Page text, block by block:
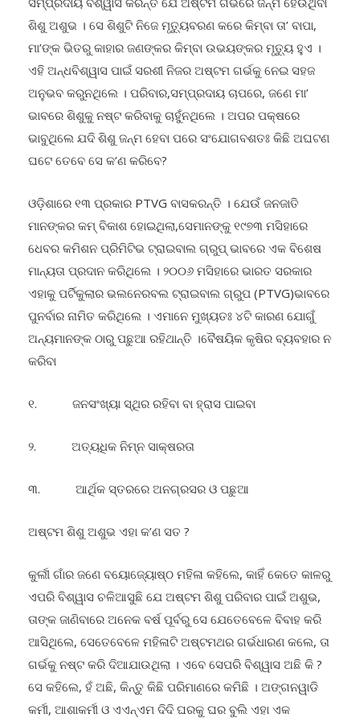
ଶିଶୁ ଅଶୁଭ । ସେ ଶିଶୁଟି ନିଜେ ମୃତ୍ୟୁବରଣ କରେ କିମ୍ବା ତା’ ବାପା,
ମା’ଙ୍କ ଭିତରୁ କାହାର ଜଣଙ୍କର କିମ୍ବା ଉଭୟଙ୍କର ମୃତ୍ୟୁ ହୁଏ ।
ଏହି ଅନ୍ଧବିଶ୍ୱାସ ପାଇଁ ସରଶୀ ନିଜର ଅଷ୍ଟମ ଗର୍ଭକୁ ନେଇ ସହଜ
ଅନୁଭବ କରୁନଥିଲେ । ପରିବାର,ସମ୍ପ୍ରଦାୟ ଚାପରେ, ଜଣେ ମା’
ଭାବରେ ଶିଶୁକୁ ନଷ୍ଟ କରିବାକୁ ଚାହୁଁନଥିଲେ । ଅପର ପକ୍ଷରେ
ଭାବୁଥିଲେ ଯଦି ଶିଶୁ ଜନ୍ମ ହେବା ପରେ ସଂଯୋଗବଶତଃ କିଛି ଅଘଟଣ
ଘଟେ ତେବେ ସେ କ’ଣ କରିବେ?
ମାନଙ୍କର କମ୍ ବିକାଶ ହୋଇଥିଲା,ସେମାନଙ୍କୁ ୧୯୭୩ ମସିହାରେ
ଧେବର କମିଶନ ପ୍ରିମିଟିଭ ଟ୍ରାଇବାଲ ଗ୍ରୁପ୍ ଭାବରେ ଏକ ବିଶେଷ
ମାନ୍ୟତା ପ୍ରଦାନ କରିଥିଲେ । ୨୦୦୬ ମସିହାରେ ଭାରତ ସରକାର
ଏହାକୁ ପର୍ଟିକୁଲାର ଭଲନେରବଲ ଟ୍ରାଇବାଲ ଗ୍ରୁପ (PTVG)ଭାବରେ
ପୁନର୍ବାର ନାମିତ କରିଥିଲେ । ଏମାନେ ମୁଖ୍ୟତଃ ୪ଟି କାରଣ ଯୋଗୁଁ
ଅନ୍ୟମାନଙ୍କ ଠାରୁ ପଛୁଆ ରହିଥାନ୍ତି ।ବୈଷୟିକ କୃଷିର ବ୍ୟବହାର ନ
କରିବା
ଏପରି ବିଶ୍ୱାସ ଚଳିଆସୁଛି ଯେ ଅଷ୍ଟମ ଶିଶୁ ପରିବାର ପାଇଁ ଅଶୁଭ,
ତାଙ୍କ ଜାଣିବାରେ ଅନେକ ବର୍ଷ ପୂର୍ବରୁ ସେ ଯେତେବେଳେ ବିବାହ କରି
ଆସିଥିଲେ, ସେତେବେଳେ ମହିଳାଟି ଅଷ୍ଟମଥର ଗର୍ଭଧାରଣ କଲେ, ତା
ଗର୍ଭକୁ ନଷ୍ଟ କରି ଦିଆଯାଉଥିଲା । ଏବେ ସେପରି ବିଶ୍ୱାସ ଅଛି କି ?
ସେ କହିଲେ, ହଁ ଅଛି, କିନ୍ତୁ କିଛି ପରିମାଣରେ କମିଛି । ଅଙ୍ଗନୱାଡି
କର୍ମୀ, ଆଶାକର୍ମୀ ଓ ଏଏନ୍‌ଏମ ଦିଦି ଘରକୁ ଘର ବୁଲି ଏହା ଏକ